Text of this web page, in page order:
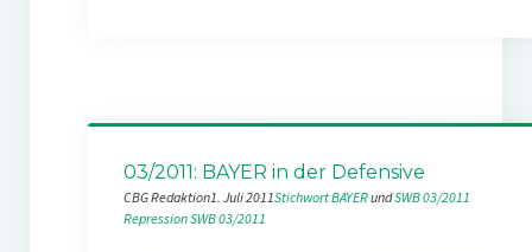
03/2011: BAYER in der Defensive
CBG Redaktion1. Juli 2011Stichwort BAYER und SWB 03/2011
RepressionSWB 03/2011